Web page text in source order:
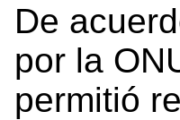
De
por la
permitió